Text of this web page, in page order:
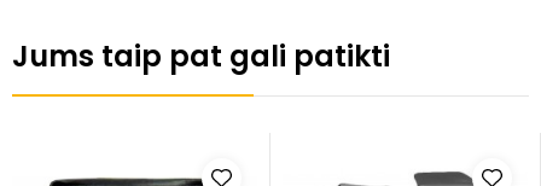
Jums taip pat gali patikti